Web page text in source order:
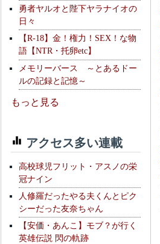
勇者ヤルオと陛下ヤラナイオの
日々
【R-18】金！権力！SEX！な物
語【NTR・托卵etc】
メモリーバース ～とあるドー
ルの記録と記憶～
もっと見る
アクセス多い連載
高校球児フリット・アスノの栄
冠ナイン
人修羅だったやる夫くんとピク
シーだった友奈ちゃん
【安価・あんこ】モブ？が行く
英雄伝説 閃の軌跡